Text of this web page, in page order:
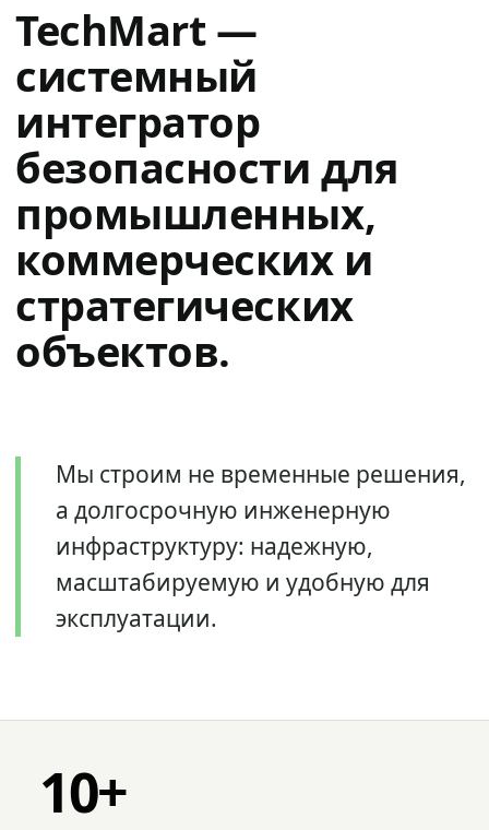
TechMart —
системный
интегратор
безопасности для
промышленных,
коммерческих и
стратегических
объектов.
Мы строим не временные решения,
а долгосрочную инженерную
инфраструктуру: надежную,
масштабируемую и удобную для
эксплуатации.
10+